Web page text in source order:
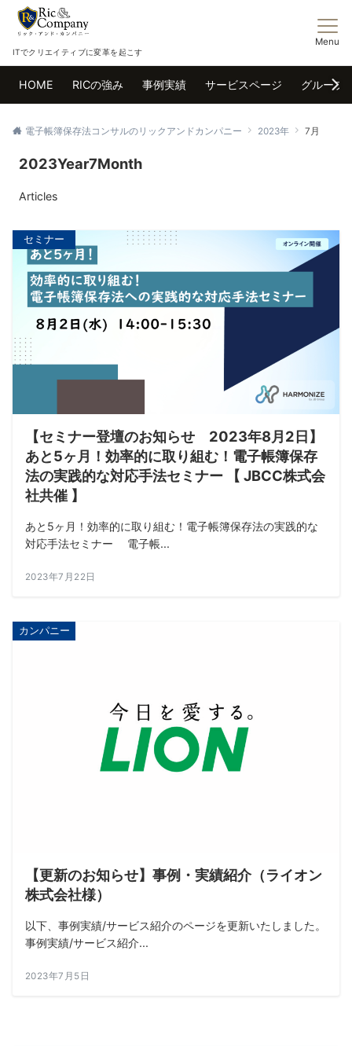
ITでクリエイティブに変革を起こす
Menu
HOME RICの強み 事例実績 サービスページ グループ
電子帳簿保存法コンサルのリックアンドカンパニー 2023年 7月
2023Year7Month
Articles
セミナー
【セミナー登壇のお知らせ 2023年8月2日】
あと5ヶ月！効率的に取り組む！電子帳簿保存
法の実践的な対応手法セミナー 【 JBCC株式会
社共催 】
あと5ヶ月！効率的に取り組む！電子帳簿保存法の実践的な
対応手法セミナー 電子帳...
2023年7月22日
カンパニー
【更新のお知らせ】事例・実績紹介（ライオン
株式会社様）
以下、事例実績/サービス紹介のページを更新いたしました。
事例実績/サービス紹介...
2023年7月5日